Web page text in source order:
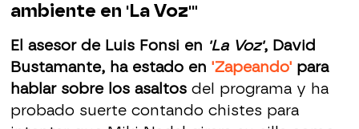
ambiente en 'La Voz'"
El asesor de Luis Fonsi en 'La Voz', David
Bustamante, ha estado en 'Zapeando'para
hablar sobre los asaltos del programa y ha
probado suerte contando chistes para